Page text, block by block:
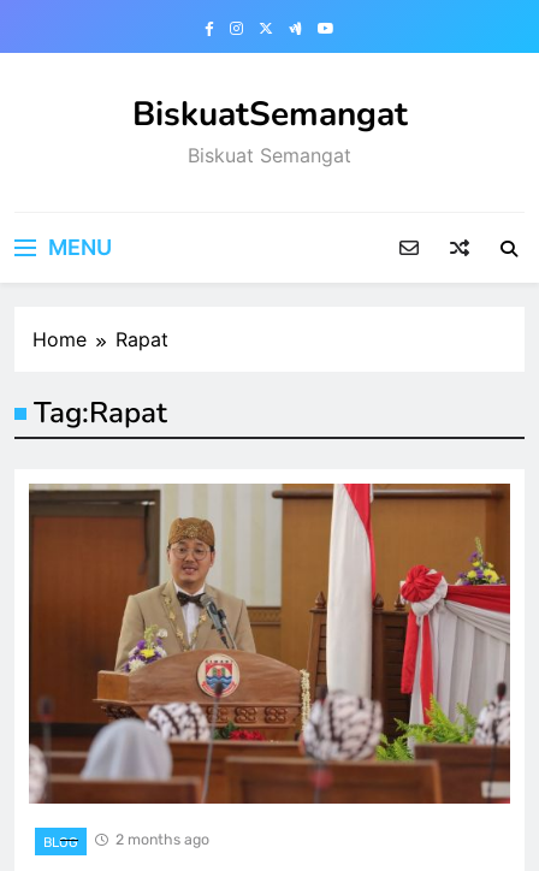
BiskuatSemangat
Biskuat Semangat
MENU
Home Rapat
Tag:Rapat
BLOG 2 months ago